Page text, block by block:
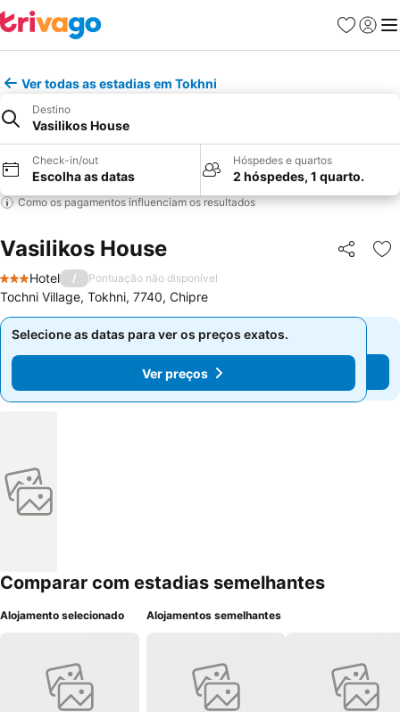
Favoritos
Iniciar
Ver todas as estadias em Tokhni
Destino
Vasilikos House
Check-in/out
Escolha as datas
Hóspedes e quartos
2 hóspedes, 1 quarto.
Como os pagamentos influenciam os resultados
Vasilikos House Partilhar
3 Estrelas
Hotel / Pontuação não disponível
Tochni Village, Tokhni, 7740, Chipre
Selecione as datas para ver os preços exatos.
Ver preços
Selecione as datas para ver os preços exatos.
Ver preços
Comparar com estadias semelhantes
Alojamento selecionado Alojamentos semelhantes